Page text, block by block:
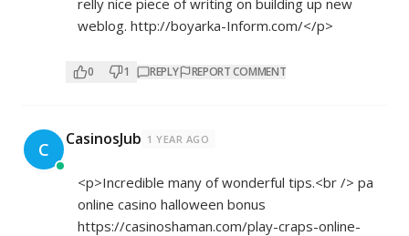
weblog. http://boyarka-Inform.com/</p>
0 1 REPLY REPORT COMMENT
C CasinosJub 1 YEAR AGO
<p>Incredible many of wonderful tips.<br /> pa
online casino halloween bonus
https://casinoshaman.com/play-craps-online-